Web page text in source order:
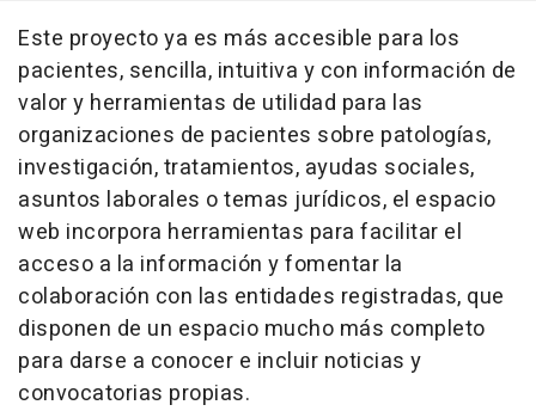
Este proyecto ya es más accesible para los
pacientes, sencilla, intuitiva y con información de
valor y herramientas de utilidad para las
organizaciones de pacientes sobre patologías,
investigación, tratamientos, ayudas sociales,
asuntos laborales o temas jurídicos, el espacio
web incorpora herramientas para facilitar el
acceso a la información y fomentar la
colaboración con las entidades registradas, que
disponen de un espacio mucho más completo
para darse a conocer e incluir noticias y
convocatorias propias.